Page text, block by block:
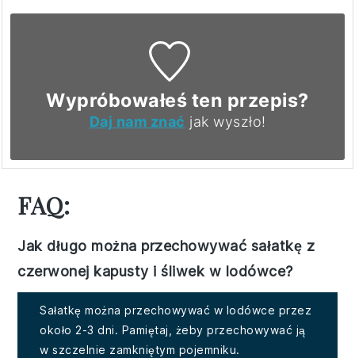
Wypróbowałeś ten przepis?
Daj nam znać jak wyszło!
FAQ:
Jak długo można przechowywać sałatkę z
czerwonej kapusty i śliwek w lodówce?
Sałatkę można przechowywać w lodówce przez
około 2-3 dni. Pamiętaj, żeby przechowywać ją
w szczelnie zamkniętym pojemniku.